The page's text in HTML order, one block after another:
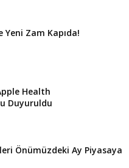
Zam Kapıda!
Health
Duyuruldu
Önümüzdeki Ay Piyasaya